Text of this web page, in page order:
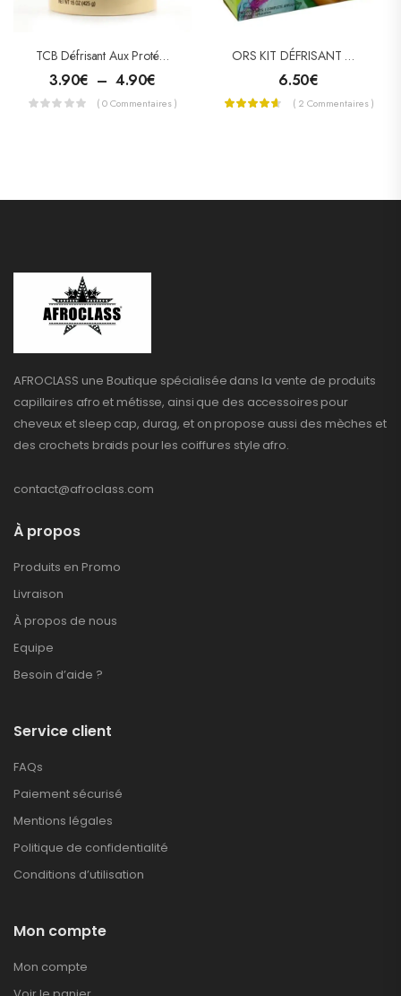
TCB Défrisant Aux Protéines Et ADN
3.90€ – 4.90€
( 0 Commentaires )
ORS KIT DÉFRISANT OLIVE OIL GIRLS
6.50€
( 2 Commentaires )
AFROCLASS une Boutique spécialisée dans la vente de produits
capillaires afro et métisse, ainsi que des accessoires pour
cheveux et sleep cap, durag, et on propose aussi des mèches et
des crochets braids pour les coiffures style afro.
contact@afroclass.com
À propos
Produits en Promo
Livraison
À propos de nous
Equipe
Besoin d’aide ?
Service client
FAQs
Paiement sécurisé
Mentions légales
Politique de confidentialité
Conditions d’utilisation
Mon compte
Mon compte